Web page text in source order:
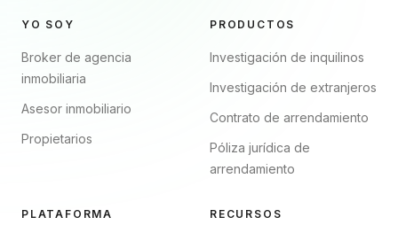
YO SOY
Broker de agencia
inmobiliaria
Asesor inmobiliario
Propietarios
PRODUCTOS
Investigación de inquilinos
Investigación de extranjeros
Contrato de arrendamiento
Póliza jurídica de
arrendamiento
PLATAFORMA RECURSOS